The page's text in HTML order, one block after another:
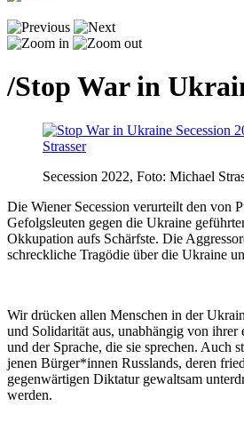
/Stop War in
Secession 2022, Foto: Michael
Die Wiener Secession verurteilt den von
Gefolgsleuten gegen die Ukraine
Okkupation aufs Schärfste. Die
schreckliche Tragödie über die Ukraine
Wir drücken allen Menschen in der
und Solidarität aus, unabhängig von ihrer
und der Sprache, die sie sprechen. Auch
jenen Bürger*innen Russlands, deren
gegenwärtigen Diktatur gewaltsam
werden.